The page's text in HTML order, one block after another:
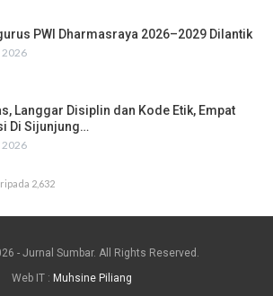
PWI Dharmasraya 2026–2029 Dilantik
2026
Langgar Disiplin dan Kode Etik, Empat
Di Sijunjung…
2026
2,632
- Jurnal Sumbar. All Rights Reserved.
Web IT : Muhsine Piliang